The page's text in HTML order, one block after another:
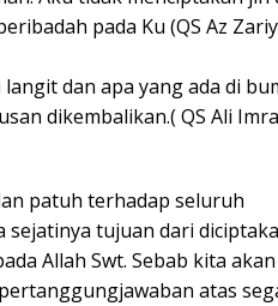
pada Ku (QS Az
dan apa yang ada di
dikembalikan.( QS Ali
patuh terhadap seluruh
sejatinya tujuan dari
Allah Swt. Sebab kita akan
atas